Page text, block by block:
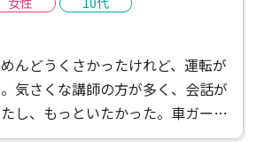
んどうくさかったけれど、運転が
気さくな講師の方が多く、会話が
し、もっといたかった。車ガール
じたけれど、たくさんごはんやさ